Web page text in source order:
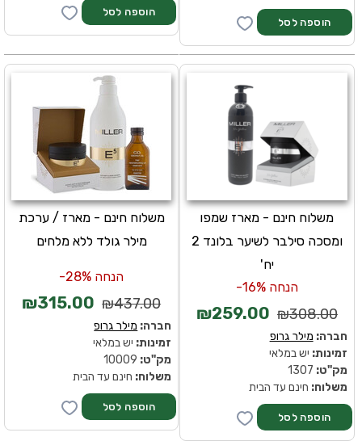
משלוח חינם - מארז / ערכת
מילר גולד ללא מלחים
הנחה 28%-
₪437.00
₪315.00
חברה: מילר גרופ
זמינות: יש במלאי
מק''ט:
משלוח: חינם עד הבית
משלוח חינם - מארז שמפו
ומסכה סילבר לשיער בלונד 2
יח'
הנחה 16%-
₪308.00
₪259.00
חברה: מילר גרופ
זמינות: יש במלאי
מק''ט:
משלוח: חינם עד הבית